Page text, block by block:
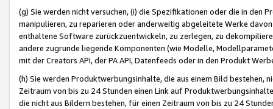
(g) Sie werden nicht versuchen, (i) die Spezifikationen oder die in
manipulieren, zu reparieren oder anderweitig abgeleitete Werke
enthaltene Software zurückzuentwickeln, zu zerlegen, zu
andere zugrunde liegende Komponenten (wie Modelle,
mit der Creators API, der PA API, Datenfeeds oder in den Produkt
(h) Sie werden Produktwerbungsinhalte, die aus einem Bild bestehen,
Zeitraum von bis zu 24 Stunden einen Link auf
die nicht aus Bildern bestehen, für einen Zeitraum von bis zu 24